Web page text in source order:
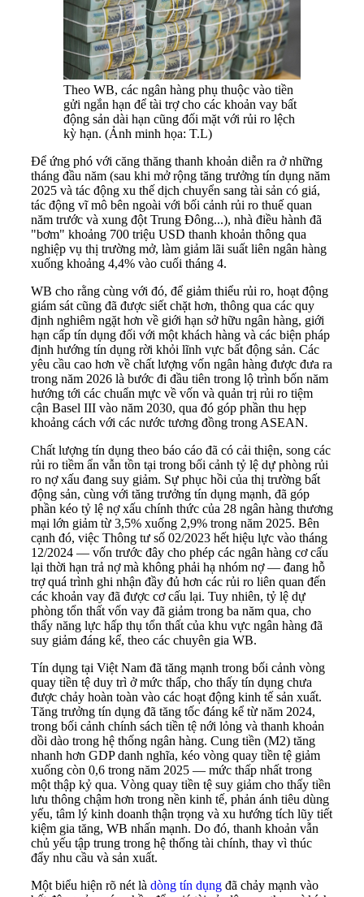
Theo WB, các ngân hàng phụ thuộc vào tiền
gửi ngắn hạn để tài trợ cho các khoản vay bất
động sản dài hạn cũng đối mặt với rủi ro lệch
kỳ hạn. (Ảnh minh họa: T.L)
Để ứng phó với căng thăng thanh khoản diễn ra ở những
tháng đầu năm (sau khi mở rộng tăng trưởng tín dụng năm
2025 và tác động xu thế dịch chuyển sang tài sản có giá,
tác động vĩ mô bên ngoài với bối cảnh rủi ro thuế quan
năm trước và xung đột Trung Đông...), nhà điều hành đã
"bơm" khoảng 700 triệu USD thanh khoản thông qua
nghiệp vụ thị trường mở, làm giảm lãi suất liên ngân hàng
xuống khoảng 4,4% vào cuối tháng 4.
WB cho rằng cùng với đó, để giảm thiểu rủi ro, hoạt động
giám sát cũng đã được siết chặt hơn, thông qua các quy
định nghiêm ngặt hơn về giới hạn sở hữu ngân hàng, giới
hạn cấp tín dụng đối với một khách hàng và các biện pháp
định hướng tín dụng rời khỏi lĩnh vực bất động sản. Các
yêu cầu cao hơn về chất lượng vốn ngân hàng được đưa ra
trong năm 2026 là bước đi đầu tiên trong lộ trình bốn năm
hướng tới các chuẩn mực về vốn và quản trị rủi ro tiệm
cận Basel III vào năm 2030, qua đó góp phần thu hẹp
khoảng cách với các nước tương đồng trong ASEAN.
Chất lượng tín dụng theo báo cáo đã có cải thiện, song các
rủi ro tiềm ẩn vẫn tồn tại trong bối cảnh tỷ lệ dự phòng rủi
ro nợ xấu đang suy giảm. Sự phục hồi của thị trường bất
động sản, cùng với tăng trưởng tín dụng mạnh, đã góp
phần kéo tỷ lệ nợ xấu chính thức của 28 ngân hàng thương
mại lớn giảm từ 3,5% xuống 2,9% trong năm 2025. Bên
cạnh đó, việc Thông tư số 02/2023 hết hiệu lực vào tháng
12/2024 — vốn trước đây cho phép các ngân hàng cơ cấu
lại thời hạn trả nợ mà không phải hạ nhóm nợ — đang hỗ
trợ quá trình ghi nhận đầy đủ hơn các rủi ro liên quan đến
các khoản vay đã được cơ cấu lại. Tuy nhiên, tỷ lệ dự
phòng tổn thất vốn vay đã giảm trong ba năm qua, cho
thấy năng lực hấp thụ tổn thất của khu vực ngân hàng đã
suy giảm đáng kể, theo các chuyên gia WB.
Tín dụng tại Việt Nam đã tăng mạnh trong bối cảnh vòng
quay tiền tệ duy trì ở mức thấp, cho thấy tín dụng chưa
được chảy hoàn toàn vào các hoạt động kinh tế sản xuất.
Tăng trưởng tín dụng đã tăng tốc đáng kể từ năm 2024,
trong bối cảnh chính sách tiền tệ nới lỏng và thanh khoản
dồi dào trong hệ thống ngân hàng. Cung tiền (M2) tăng
nhanh hơn GDP danh nghĩa, kéo vòng quay tiền tệ giảm
xuống còn 0,6 trong năm 2025 — mức thấp nhất trong
một thập kỷ qua. Vòng quay tiền tệ suy giảm cho thấy tiền
lưu thông chậm hơn trong nền kinh tế, phản ánh tiêu dùng
yếu, tâm lý kinh doanh thận trọng và xu hướng tích lũy tiết
kiệm gia tăng, WB nhấn mạnh. Do đó, thanh khoản vẫn
chủ yếu tập trung trong hệ thống tài chính, thay vì thúc
đẩy nhu cầu và sản xuất.
Một biểu hiện rõ nét là dòng tín dụng đã chảy mạnh vào